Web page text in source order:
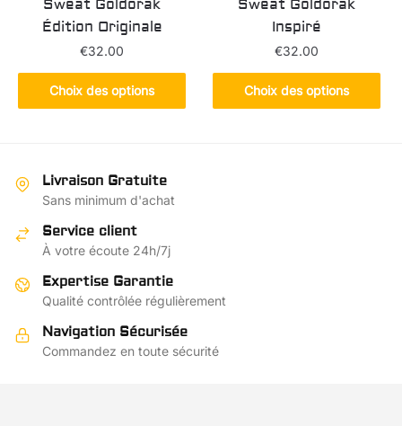
du
produit
Sweat Goldorak
Édition Originale
€32.00
Choix des options
Ce
produit
variations.
peuvent
être
choisies
sur
page
Sweat Goldorak
Inspiré
€32.00
Choix des options
Ce
produit
Livraison Gratuite
Sans minimum d'achat
Service client
À votre écoute 24h/7j
Expertise Garantie
Qualité contrôlée régulièrement
Navigation Sécurisée
Commandez en toute sécurité